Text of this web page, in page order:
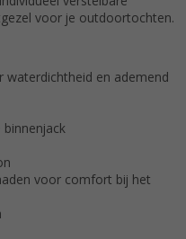
voor je outdoortochten.
waterdichtheid en ademend
voor comfort bij het